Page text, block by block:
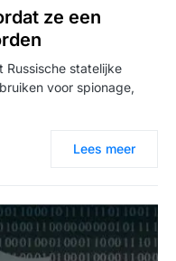
ze een
Russische statelijke
voor spionage,
Lees meer